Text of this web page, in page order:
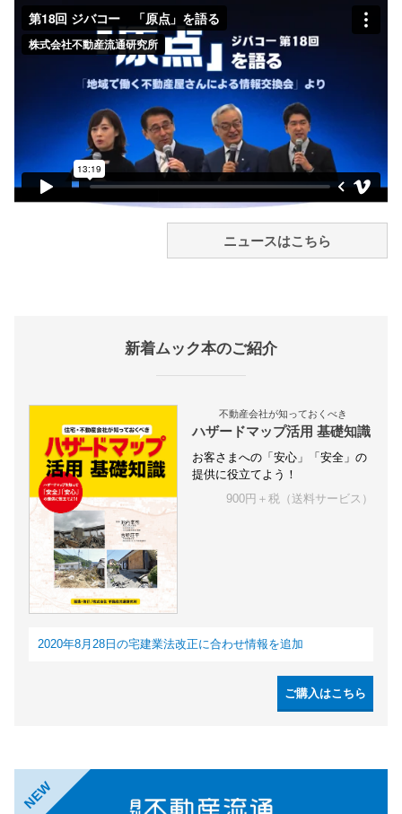
ニュースはこちら
新着ムック本のご紹介
不動産会社が知っておくべき
ハザードマップ活用 基礎知識
お客さまへの「安心」「安全」の
提供に役立てよう！
900円＋税（送料サービス）
2020年8月28日の宅建業法改正に合わせ情報を追加
ご購入はこちら
NEW